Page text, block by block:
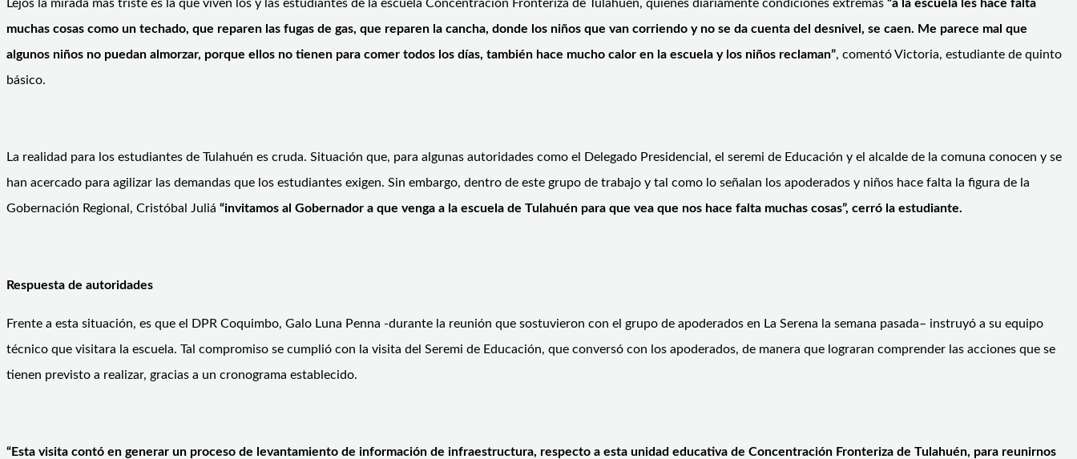
Lejos la mirada más triste es la que viven los y las estudiantes de la escuela Concentración Fronteriza de Tulahuén, quienes diariamente condiciones extremas “a la escuela les hace falta
muchas cosas como un techado, que reparen las fugas de gas, que reparen la cancha, donde los niños que van corriendo y no se da cuenta del desnivel, se caen. Me parece mal que
algunos niños no puedan almorzar, porque ellos no tienen para comer todos los días, también hace mucho calor en la escuela y los niños reclaman”, comentó Victoria, estudiante de quinto
básico.
La realidad para los estudiantes de Tulahuén es cruda. Situación que, para algunas autoridades como el Delegado Presidencial, el seremi de Educación y el alcalde de la comuna conocen y se
han acercado para agilizar las demandas que los estudiantes exigen. Sin embargo, dentro de este grupo de trabajo y tal como lo señalan los apoderados y niños hace falta la figura de la
Gobernación Regional, Cristóbal Juliá “invitamos al Gobernador a que venga a la escuela de Tulahuén para que vea que nos hace falta muchas cosas”, cerró la estudiante.
Respuesta de autoridades
Frente a esta situación, es que el DPR Coquimbo, Galo Luna Penna -durante la reunión que sostuvieron con el grupo de apoderados en La Serena la semana pasada– instruyó a su equipo
técnico que visitara la escuela. Tal compromiso se cumplió con la visita del Seremi de Educación, que conversó con los apoderados, de manera que lograran comprender las acciones que se
tienen previsto a realizar, gracias a un cronograma establecido.
“Esta visita contó en generar un proceso de levantamiento de información de infraestructura, respecto a esta unidad educativa de Concentración Fronteriza de Tulahuén, para reunirnos